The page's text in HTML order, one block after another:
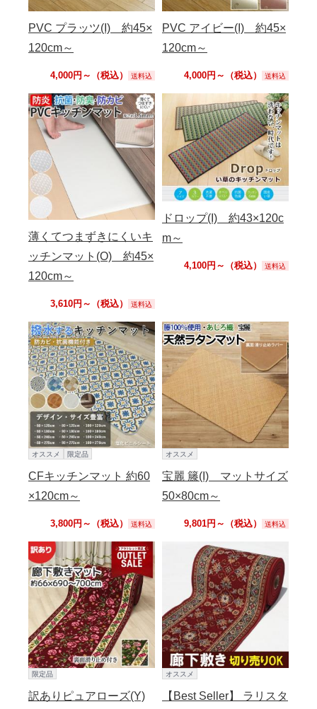
PVC プラッツ(I) 約45×
120cm～
4,000円～（税込） 送料込
PVC アイビー(I) 約45×
120cm～
4,000円～（税込） 送料込
薄くてつまずきにくいキ
ッチンマット(O) 約45×
120cm～
3,610円～（税込） 送料込
ドロップ(I) 約43×120c
m～
4,100円～（税込） 送料込
オススメ 限定品
CFキッチンマット 約60
×120cm～
3,800円～（税込） 送料込
オススメ
宝麗 籐(I) マットサイズ
50×80cm～
9,801円～（税込） 送料込
限定品
訳ありピュアローズ(Y)
オススメ
【Best Seller】 ラリスタ